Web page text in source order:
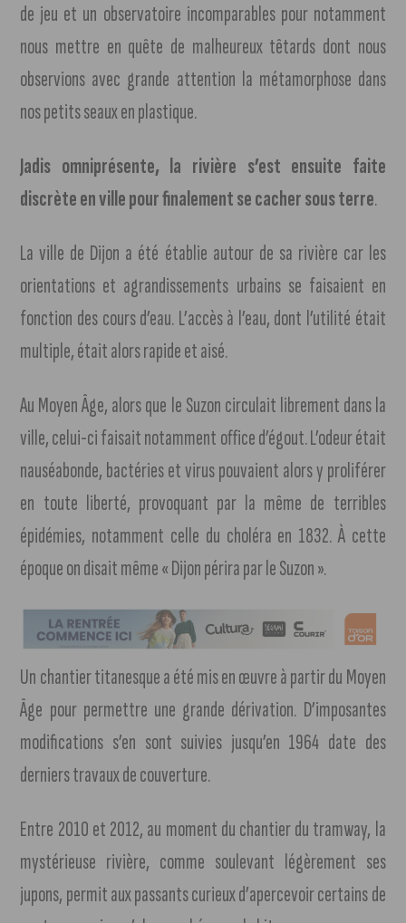
de jeu et un observatoire incomparables pour notamment
nous mettre en quête de malheureux têtards dont nous
observions avec grande attention la métamorphose dans
nos petits seaux en plastique.
Jadis omniprésente, la rivière s’est ensuite faite
discrète en ville pour finalement se cacher sous terre.
La ville de Dijon a été établie autour de sa rivière car les
orientations et agrandissements urbains se faisaient en
fonction des cours d’eau. L’accès à l’eau, dont l’utilité était
multiple, était alors rapide et aisé.
Au Moyen Âge, alors que le Suzon circulait librement dans la
ville, celui-ci faisait notamment office d’égout. L’odeur était
nauséabonde, bactéries et virus pouvaient alors y proliférer
en toute liberté, provoquant par la même de terribles
épidémies, notamment celle du choléra en 1832. À cette
époque on disait même « Dijon périra par le Suzon ».
Un chantier titanesque a été mis en œuvre à partir du Moyen
Âge pour permettre une grande dérivation. D’imposantes
modifications s’en sont suivies jusqu’en 1964 date des
derniers travaux de couverture.
Entre 2010 et 2012, au moment du chantier du tramway, la
mystérieuse rivière, comme soulevant légèrement ses
jupons, permit aux passants curieux d’apercevoir certains de